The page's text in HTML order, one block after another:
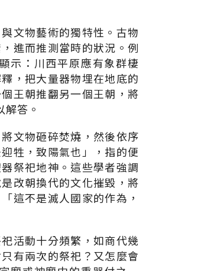
文物藝術的獨特性。古物
進而推測當時的狀況。例
示：川西平原應有象群棲
，把大量器物埋在地底的
王朝推翻另一個王朝，將
答。
文物砸碎焚燒，然後依序
牲，致陽氣也」，指的便
祭祀地神。這些學者強調
改朝換代的文化摧毀，將
這不是滅人國家的作為，
活動十分頻繁，如商代幾
有兩次的祭祀？又怎麼會